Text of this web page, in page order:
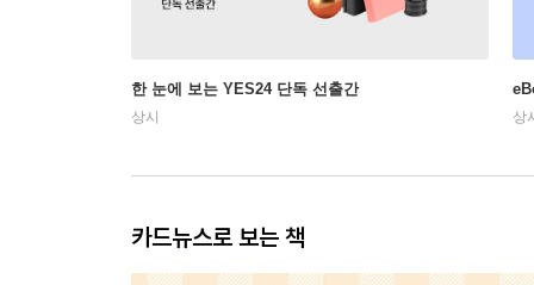
한 눈에 보는 YES24 단독 선출간
상시 상
카드뉴스로 보는 책